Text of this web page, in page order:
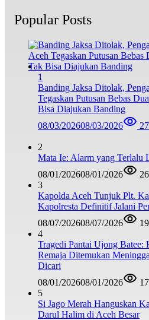
Popular Posts
1
Banding Jaksa Ditolak,
Tegaskan Putusan Bebas
Bisa Diajukan Banding
08/03/202608/03/2026
2
Mata Ie: Alarm yang Terlalu
08/01/202608/01/2026
3
Kapolda Aceh Tunjuk Plt.
Kapolresta Definitif Jalani
08/07/202608/07/2026
4
Tragedi Pantai Ujong Batee:
Remaja Ditemukan
Dicari
08/01/202608/01/2026
5
Si Jago Merah Hanguskan
Darul Halim di Aceh Besar